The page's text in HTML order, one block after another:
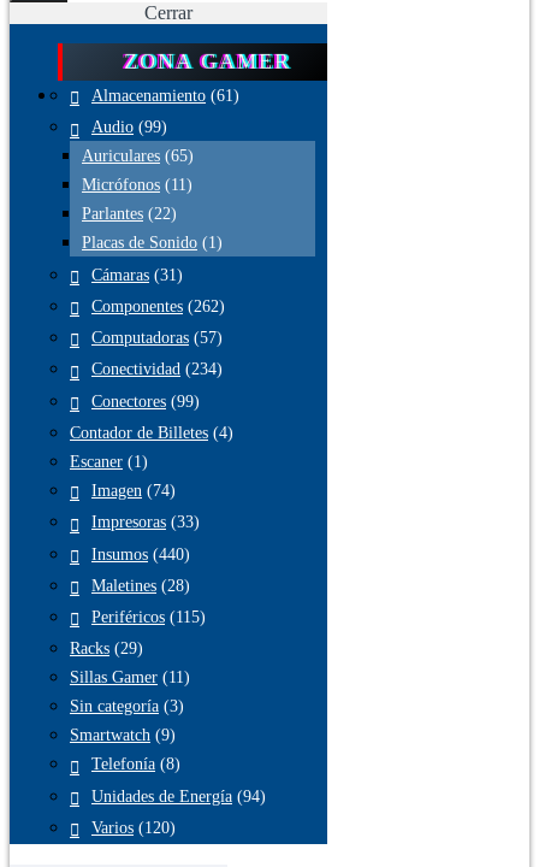
Cerrar
ZONA GAMER
Almacenamiento (61)
Audio (99)
Auriculares (65)
Micrófonos (11)
Parlantes (22)
Placas de Sonido (1)
Cámaras (31)
Componentes (262)
Computadoras (57)
Conectividad (234)
Conectores (99)
Contador de Billetes (4)
Escaner (1)
Imagen (74)
Impresoras (33)
Insumos (440)
Maletines (28)
Periféricos (115)
Racks (29)
Sillas Gamer (11)
Sin categoría (3)
Smartwatch (9)
Telefonía (8)
Unidades de Energía (94)
Varios (120)